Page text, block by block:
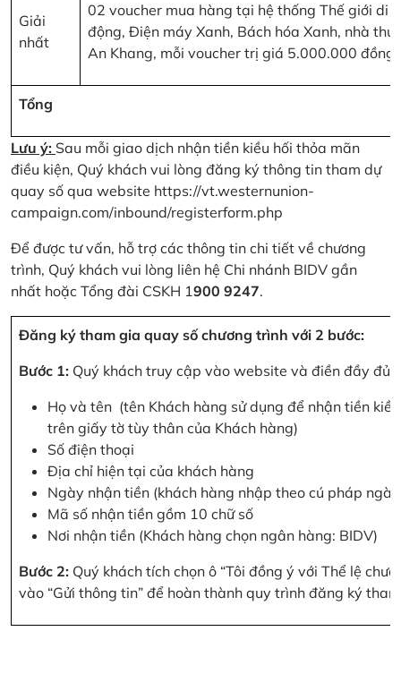
Giải
nhất
02 voucher mua hàng tại hệ thống Thế giới di
động, Điện máy Xanh, Bách hóa Xanh, nhà
An Khang, mỗi voucher trị giá 5.000.000 đồng
Tổng
Lưu ý: Sau mỗi giao dịch nhận tiền kiều hối thỏa mãn
điều kiện, Quý khách vui lòng đăng ký thông tin tham dự
quay số qua website https://vt.westernunion-
campaign.com/inbound/registerform.php
Để được tư vấn, hỗ trợ các thông tin chi tiết về chương
trình, Quý khách vui lòng liên hệ Chi nhánh BIDV gần
nhất hoặc Tổng đài CSKH 1900 9247.
Đăng ký tham gia quay số chương trình với 2 bước:
Bước 1: Quý khách truy cập vào website và điền đầy đủ
Họ và tên (tên Khách hàng sử dụng để nhận tiền
trên giấy tờ tùy thân của Khách hàng)
Số điện thoại
Địa chỉ hiện tại của khách hàng
Ngày nhận tiền (khách hàng nhập theo cú pháp
Mã số nhận tiền gồm 10 chữ số
Nơi nhận tiền (Khách hàng chọn ngân hàng: BIDV)
Bước 2: Quý khách tích chọn ô “Tôi đồng ý với Thể lệ
vào “Gửi thông tin” để hoàn thành quy trình đăng ký